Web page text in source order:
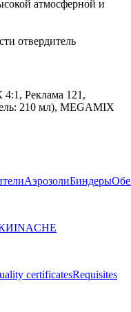
атмосферной и
отвердитель
4:1, Реклама 121,
210 мл), MEGAMIX
АэрозолиБиндеры
INACHE
certificatesRequisites